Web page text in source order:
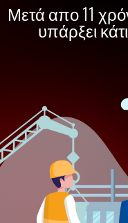
Μετά απο 11
υπάρξει